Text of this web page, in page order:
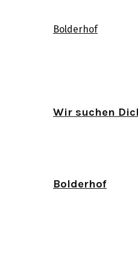
Bolderhof
Wir suchen
Bolderhof